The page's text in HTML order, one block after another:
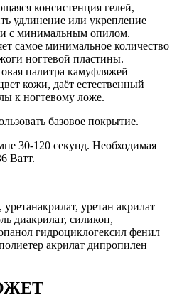
консистенция гелей,
удлинение или укрепление
с минимальным опилом.
самое минимальное количество
ногтевой пластины.
палитра камуфляжей
кожи, даёт естественный
к ногтевому ложе.
базовое покрытие.
30-120 секунд. Необходимая
Ватт.
уретан акрилат
диакрилат, силикон,
гидроциклогексил фенил
акрилат дипропилен